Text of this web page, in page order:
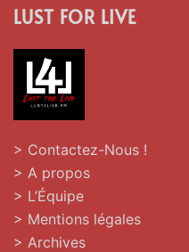
LUST FOR LIVE
> Contactez-Nous !
> A propos
> L’Équipe
> Mentions légales
> Archives